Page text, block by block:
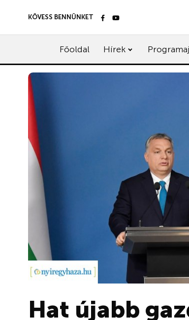
KÖVESS BENNÜNKET
Főoldal Hírek
Hat újabb